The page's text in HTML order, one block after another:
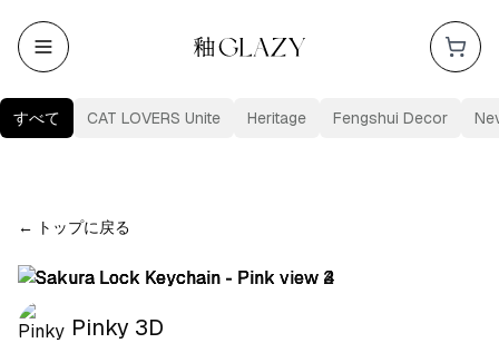
すべて CAT LOVERS Unite Heritage Fengshui Decor
← トップに戻る
Pinky 3D